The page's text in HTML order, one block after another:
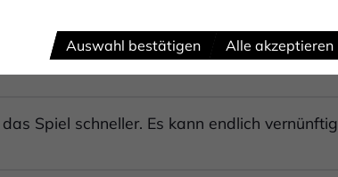
Auswahl bestätigen Alle akzeptieren
eigenen Strafraum.
Spiel schneller. Es kann endlich vernünftig